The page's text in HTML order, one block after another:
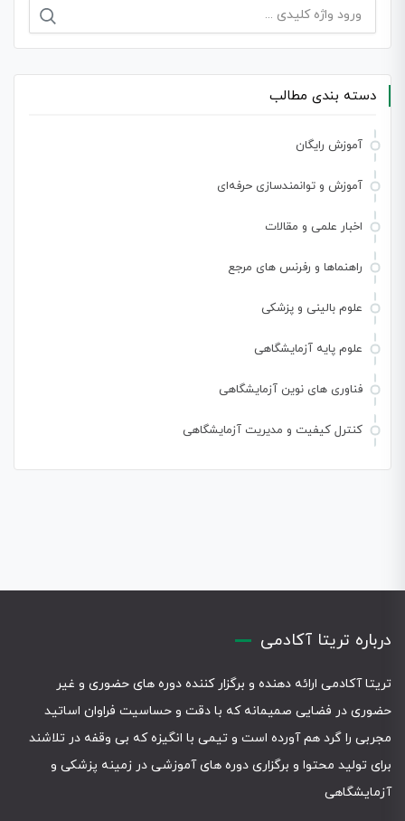
جستجو
برای:
دسته بندی مطالب
آموزش رایگان
آموزش و توانمندسازی حرفه‌ای
اخبار علمی و مقالات
راهنماها و رفرنس های مرجع
علوم بالینی و پزشکی
علوم پایه آزمایشگاهی
فناوری های نوین آزمایشگاهی
کنترل کیفیت و مدیریت آزمایشگاهی
درباره تریتا آکادمی
تریتا آکادمی ارائه دهنده و برگزار کننده دوره های حضوری و غیر
حضوری در فضایی صمیمانه که با دقت و حساسیت فراوان اساتید
مجربی را گرد هم آورده است و تیمی با انگیزه که بی وقفه در تلاشند
برای تولید محتوا و برگزاری دوره های آموزشی در زمینه پزشکی و
آزمایشگاهی